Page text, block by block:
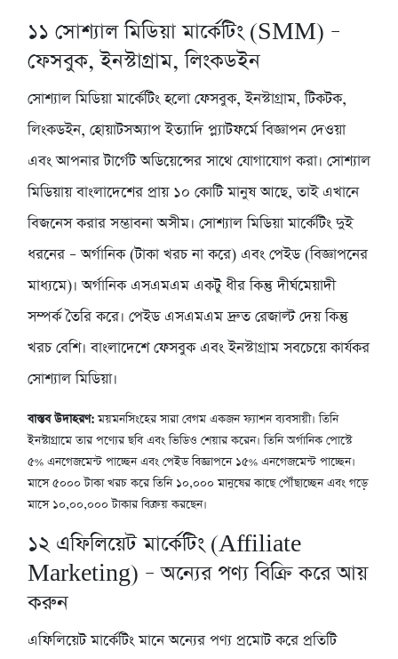
১১ সোশ্যাল মিডিয়া মার্কেটিং (SMM) –
ফেসবুক, ইনস্টাগ্রাম, লিংকডইন
সোশ্যাল মিডিয়া মার্কেটিং হলো ফেসবুক, ইনস্টাগ্রাম, টিকটক,
লিংকডইন, হোয়াটসঅ্যাপ ইত্যাদি প্ল্যাটফর্মে বিজ্ঞাপন দেওয়া
এবং আপনার টার্গেট অডিয়েন্সের সাথে যোগাযোগ করা। সোশ্যাল
মিডিয়ায় বাংলাদেশের প্রায় ১০ কোটি মানুষ আছে, তাই এখানে
বিজনেস করার সম্ভাবনা অসীম। সোশ্যাল মিডিয়া মার্কেটিং দুই
ধরনের – অর্গানিক (টাকা খরচ না করে) এবং পেইড (বিজ্ঞাপনের
মাধ্যমে)। অর্গানিক এসএমএম একটু ধীর কিন্তু দীর্ঘমেয়াদী
সম্পর্ক তৈরি করে। পেইড এসএমএম দ্রুত রেজাল্ট দেয় কিন্তু
খরচ বেশি। বাংলাদেশে ফেসবুক এবং ইনস্টাগ্রাম সবচেয়ে কার্যকর
সোশ্যাল মিডিয়া।
বাস্তব উদাহরণ:ময়মনসিংহের সারা বেগম একজন ফ্যাশন ব্যবসায়ী। তিনি
ইনস্টাগ্রামে তার পণ্যের ছবি এবং ভিডিও শেয়ার করেন। তিনি অর্গানিক পোস্টে
৫% এনগেজমেন্ট পাচ্ছেন এবং পেইড বিজ্ঞাপনে ১৫% এনগেজমেন্ট পাচ্ছেন।
মাসে ৫০০০ টাকা খরচ করে তিনি ১০,০০০ মানুষের কাছে পৌঁছাচ্ছেন এবং গড়ে
মাসে ১০,০০,০০০ টাকার বিক্রয় করছেন।
১২এফিলিয়েট মার্কেটিং (Affiliate
Marketing) – অন্যের পণ্য বিক্রি করে আয়
করুন
এফিলিয়েট মার্কেটিং মানে অন্যের পণ্য প্রমোট করে প্রতিটি